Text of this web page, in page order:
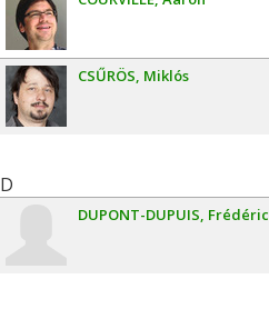
CSŰRÖS Miklós
D
DUPONT-DUPUIS Frédéric